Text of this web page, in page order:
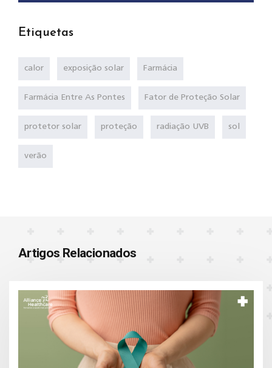
Etiquetas
calor exposição solar Farmácia
Farmácia Entre As Pontes Fator de Proteção Solar
protetor solar proteção radiação UVB sol
verão
Artigos Relacionados